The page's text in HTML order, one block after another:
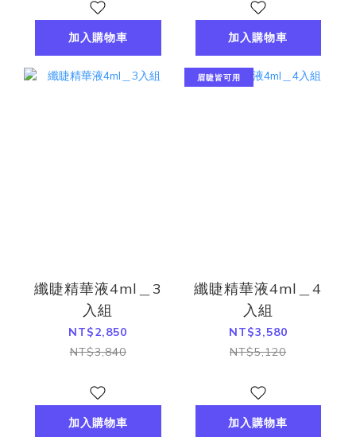
加入購物車 加入購物車
纖睫精華液4ml＿3
入組
NT$2,850
NT$3,840
加入購物車
眉睫皆可用
纖睫精華液4ml＿4
入組
NT$3,580
NT$5,120
加入購物車